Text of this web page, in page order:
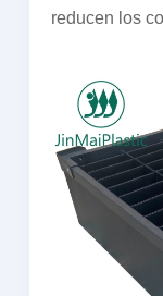
reducen los